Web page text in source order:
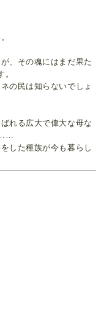
、その魂にはまだ果た
の民は知らないでしょ
れる広大で偉大な母な
……
した種族が今も暮らし